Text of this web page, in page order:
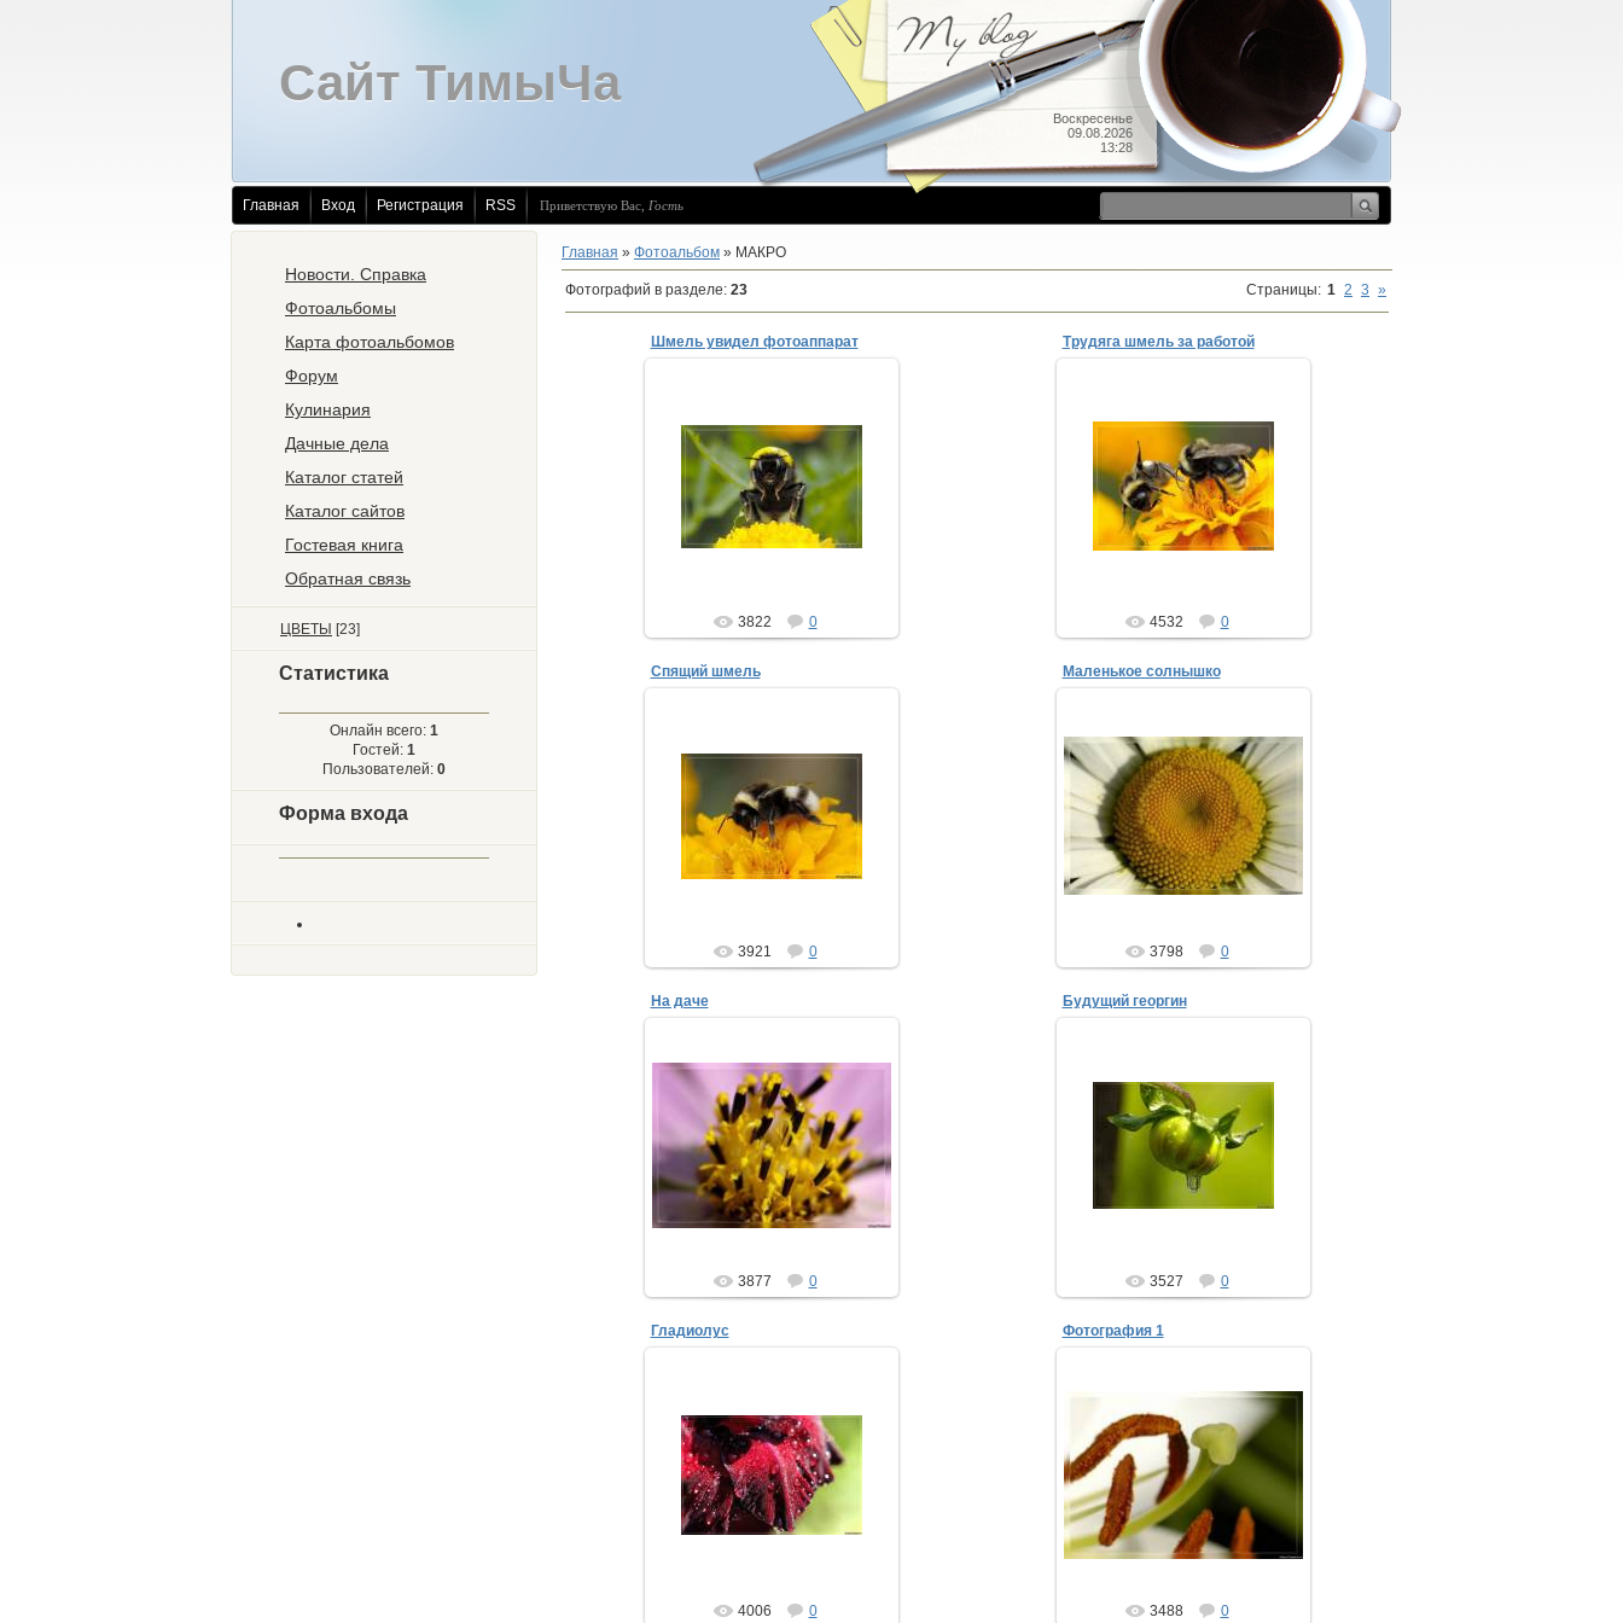
Воскресенье
09.08.2026
13:28
Сайт ТимыЧа
Главная Вход Регистрация RSS Приветствую Вас Гость
Новости. Справка
Фотоальбомы
Карта фотоальбомов
Форум
Кулинария
Дачные дела
Каталог статей
Каталог сайтов
Гостевая книга
Обратная связь
ЦВЕТЫ [23]
Статистика
Онлайн всего: 1
Гостей: 1
Пользователей: 0
Форма входа
Главная » Фотоальбом » МАКРО
Фотографий в разделе: 23 Страницы: 1 2 3 »
Шмель увидел фотоаппарат
12.08.2008
ТимыЧ
3822 0
Трудяга шмель за работой
12.08.2008
ТимыЧ
4532 0
Спящий шмель
12.08.2008
Устал бедолага от непосильных
трудов!
ТимыЧ
3921 0
Маленькое солнышко
07.08.2008
ТимыЧ
3798 0
На даче
07.08.2008
ТимыЧ
3877 0
Будущий георгин
06.08.2008
ТимыЧ
3527 0
Гладиолус
06.08.2008
ТимыЧ
4006 0
Фотография 1
06.08.2008
ТимыЧ
3488 0